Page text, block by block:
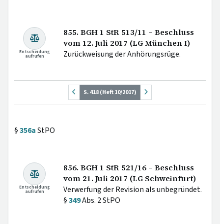
Entscheidung
aufrufen
855. BGH 1 StR 513/11 – Beschluss
vom 12. Juli 2017 (LG München I)
Zurückweisung der Anhörungsrüge.
S. 418 (Heft 10/2017)
§356aStPO
Entscheidung
aufrufen
856. BGH 1 StR 521/16 – Beschluss
vom 21. Juli 2017 (LG Schweinfurt)
Verwerfung der Revision als unbegründet.
§349Abs. 2 StPO